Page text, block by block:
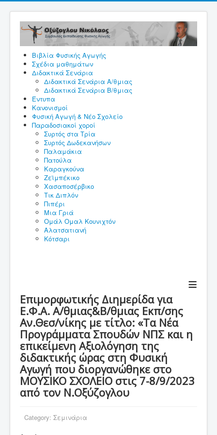
Βιβλία Φυσικής Αγωγής
Σχέδια μαθημάτων
Διδακτικά Σενάρια
Διδακτικά Σενάρια A/θμιας
Διδακτικά Σενάρια Β/θμιας
Έντυπα
Κανονισμοί
Φυσική Αγωγή & Νέο Σχολείο
Παραδοσιακοί χοροί
Συρτός στα Τρία
Συρτός Δωδεκανήσων
Παλαμάκια
Πατούλα
Καραγκούνα
Ζεϊμπέκικο
Χασαποσέρβικο
Τικ Διπλόν
Πιπέρι
Μια Γριά
Ομάλ Ομαλ Κουνιχτόν
Αλατσατιανή
Κότσαρι
≡
Επιμορφωτικής Διημερίδα για
Ε.Φ.Α. Α/θμιας&Β/θμιας Εκπ/σης
Αν.Θεσ/νίκης με τίτλο: «Τα Νέα
Προγράμματα Σπουδών ΝΠΣ και η
επικείμενη Αξιολόγηση της
διδακτικής ώρας στη Φυσική
Αγωγή που διοργανώθηκε στο
ΜΟΥΣΙΚΟ ΣΧΟΛΕΙΟ στις 7-8/9/2023
από τον Ν.Οξύζογλου
Category: Σεμινάρια